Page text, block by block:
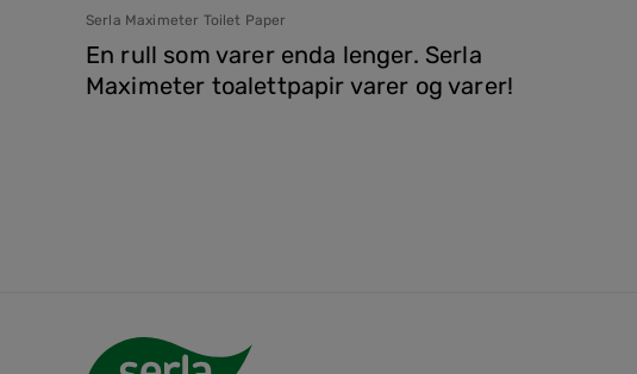
Serla Maximeter Toilet Paper
En rull som varer enda lenger. Serla
Maximeter toalettpapir varer og varer!